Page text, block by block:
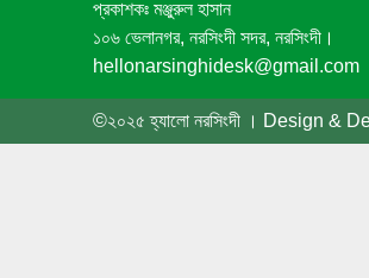
প্রকাশকঃ মঞ্জুরুল হাসান
১০৬ ভেলানগর, নরসিংদী সদর, নরসিংদী।
hellonarsinghidesk@gmail.com
©২০২৫ হ্যালো নরসিংদী । Design